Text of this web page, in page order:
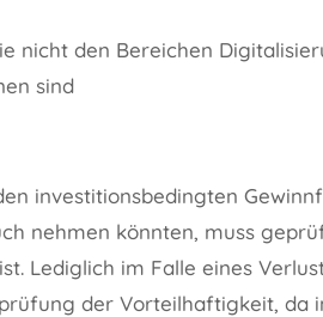
nicht den Bereichen
sind
investitionsbedingten
nehmen könnten, muss
Lediglich im Falle eines
der Vorteilhaftigkeit, da